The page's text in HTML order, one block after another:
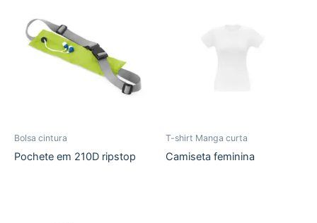
Bolsa cintura
Pochete em 210D ripstop
T-shirt Manga curta
Camiseta feminina